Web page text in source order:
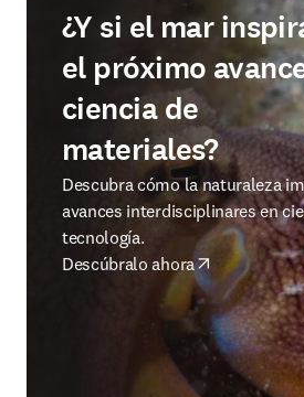
¿Y si el mar
el próximo
ciencia de
materiales?
Descubra cómo la naturaleza
avances interdisciplinares en
tecnología.
Descúbralo ahora